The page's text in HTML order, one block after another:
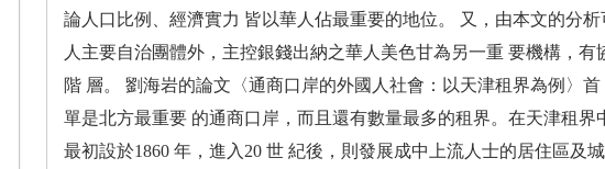
論人口比例、經濟實力 皆以華人佔最重要的地位。 又，由本文的分
人主要自治團體外，主控銀錢出納之華人美色甘為另一重 要機構，
階 層。 劉海岩的論文〈通商口岸的外國人社會：以天津租界為例〉
單是北方最重要 的通商口岸，而且還有數量最多的租界。在天津租
最初設於1860 年，進入20 世 紀後，則發展成中上流人士的居住區及